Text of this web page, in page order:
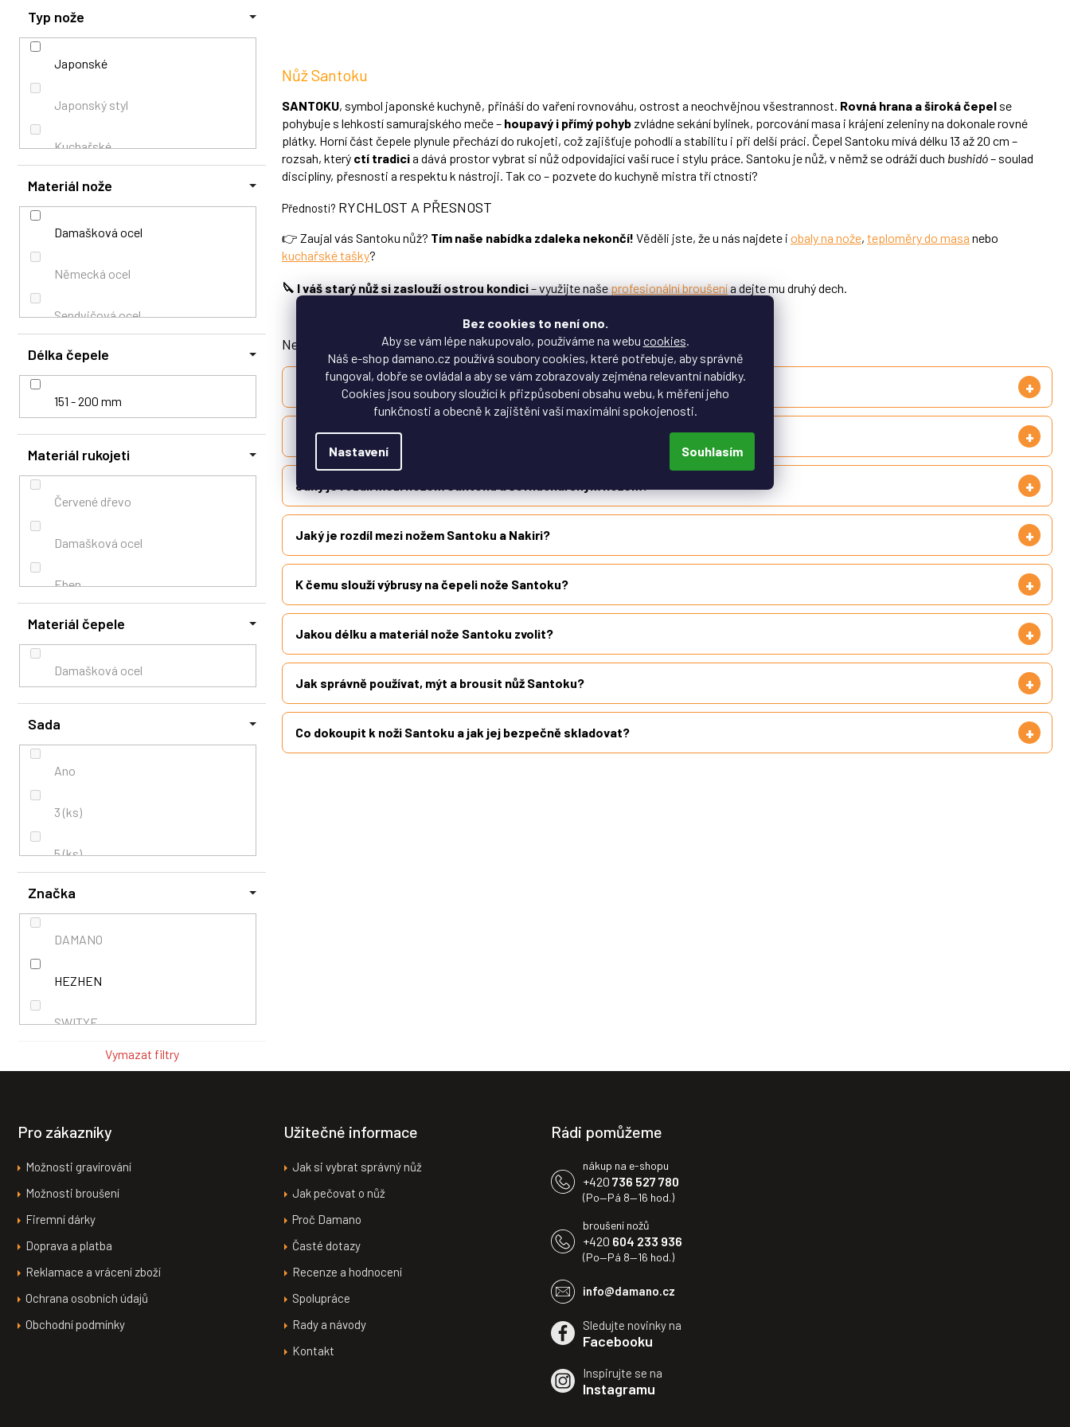
Bez cookies to není ono.
Aby se vám lépe nakupovalo, používáme na webu cookies.
Náš e-shop damano.cz používá soubory cookies, které potřebuje, aby správně
fungoval, dobře se ovládal a aby se vám zobrazovaly zejména relevantní nabídky.
Cookies jsou soubory sloužící k přizpůsobení obsahu webu, k měření jeho
funkčnosti a obecně k zajištění vaší maximální spokojenosti.
Nastavení Souhlasím
Délka čepele
151 - 200 mm
Materiál čepele
Damašková ocel
Materiál nože
Damašková ocel
Německá ocel
Sendvičová ocel
Speciální kompozitní ocel
Materiál rukojeti
Červené dřevo
Damašková ocel
Eben
G10
Micarta
Olivové dřevo
Pakka
Pryskyřice
Pryskyřice + dřevo
Ovoce
Porcování
Ryby
Sekání
Sýry
Špikování
Zelenina
Sada
Ano
3 (ks)
5 (ks)
Typ nože
Japonské
Japonský styl
Kuchařské
Řeznické
Řeznický
Santoku
Šéfkuchařský
Univerzální
Značka
DAMANO
HEZHEN
SWITYF
Vymazat filtry
í
p
r
v
k
p
u
Nůž Santoku
SANTOKU, symbol japonské kuchyně, přináší do vaření rovnováhu, ostrost a neochvějnou všestrannost. Rovná hrana a široká čepel se
pohybuje s lehkostí samurajského meče – houpavý i přímý pohyb zvládne sekání bylinek, porcování masa i krájení zeleniny na dokonale rovné
plátky. Horní část čepele plynule přechází do rukojeti, což zajišťuje pohodlí a stabilitu i při delší práci. Čepel Santoku mívá délku 13 až 20 cm –
rozsah, který ctí tradicia dává prostor vybrat si nůž odpovídající vaší ruce i stylu práce. Santoku je nůž, v němž se odráží duch bushidó– soulad
disciplíny, přesnosti a respektu k nástroji. Tak co – pozvete do kuchyně mistra tří ctností?
Přednosti? RYCHLOST A PŘESNOST
👉 Zaujal vás Santoku nůž? Tím naše nabídka zdaleka nekončí! Věděli jste, že u nás najdete i obaly na nože, teploměry do masa nebo
kuchařské tašky?
🔪 I váš starý nůž si zaslouží ostrou kondici– využijte našeprofesionální broušenía dejte mu druhý dech.
Nejčastější dotazy na nože Santoku
Jak vybrat kvalitní nůž Santoku?
K čemu se používá nůž Santoku?
Jaký je rozdíl mezi nožem Santoku a šéfkuchařským nožem?
Jaký je rozdíl mezi nožem Santoku a Nakiri?
K čemu slouží výbrusy na čepeli nože Santoku?
Jakou délku a materiál nože Santoku zvolit?
Jak správně používat, mýt a brousit nůž Santoku?
Co dokoupit k noži Santoku a jak jej bezpečně skladovat?
Pro zákazníky
Možnosti gravírování
Možnosti broušení
Firemní dárky
Doprava a platba
Reklamace a vrácení zboží
Ochrana osobních údajů
Obchodní podmínky
Užitečné informace
Jak si vybrat správný nůž
Jak pečovat o nůž
Proč Damano
Časté dotazy
Recenze a hodnocení
Spolupráce
Rady a návody
Kontakt
Rádi pomůžeme
nákup na e-shopu
+420 736 527 780
(Po—Pá 8—16 hod.)
broušení nožů
+420 604 233 936
(Po—Pá 8—16 hod.)
info@damano.cz
Sledujte novinky na
Facebooku
Inspirujte se na
Instagramu